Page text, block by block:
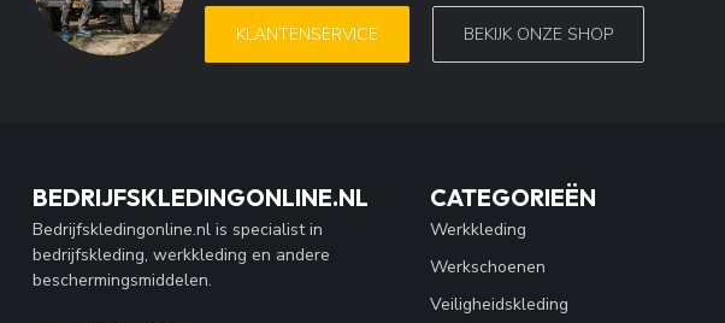
KLANTENSERVICE BEKIJK ONZE SHOP
BEDRIJFSKLEDINGONLINE.NL
Bedrijfskledingonline.nl is specialist in
bedrijfskleding, werkkleding en andere
beschermingsmiddelen.
CATEGORIEËN
Werkkleding
Werkschoenen
Veiligheidskleding